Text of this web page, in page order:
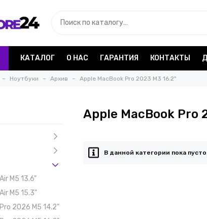
КАТАЛОГ О НАС ГАРАНТИЯ КОНТАКТЫ
Ноутбуки Архив Apple MacBook Pro 2023 M3 16.2"
M5 13.6"
M5 15.3"
2026 M5 14.2"
Apple MacBook Pro
В данной категории пока